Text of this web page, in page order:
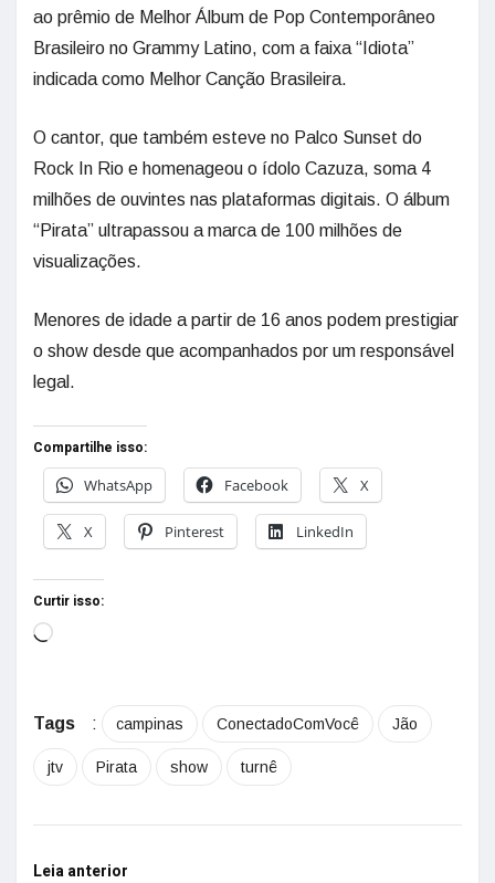
ao prêmio de Melhor Álbum de Pop Contemporâneo
Brasileiro no Grammy Latino, com a faixa “Idiota”
indicada como Melhor Canção Brasileira.
O cantor, que também esteve no Palco Sunset do
Rock In Rio e homenageou o ídolo Cazuza, soma 4
milhões de ouvintes nas plataformas digitais. O álbum
“Pirata” ultrapassou a marca de 100 milhões de
visualizações.
Menores de idade a partir de 16 anos podem prestigiar
o show desde que acompanhados por um responsável
legal.
Compartilhe isso:
WhatsApp
Facebook X
X Pinterest LinkedIn
Curtir isso:
Tags : campinas ConectadoComVocê Jão
jtv Pirata show turnê
Leia anterior